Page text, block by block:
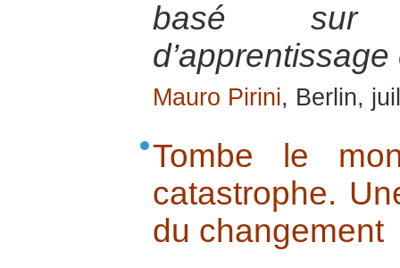
basé sur
Mauro Pirini, Berlin,
Tombe le
catastrophe.
du changement